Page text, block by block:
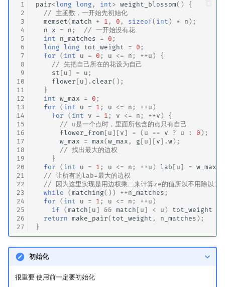
1
2
3
4
5
6
7
8
9
10
11
12
13
14
15
16
17
18
19
20
21
22
23
24
25
26
27
pair<long long , int> weight_blossom()
{
// 主函数，一开始先初始化
memset(match + 1 , 0 , sizeof( int ) * n );
n_x
= n ;
// 一开始没有花
int
n_matches = 0 ;
long
long tot_weight = 0 ;
for
( int u = 0 ; u <= n ; ++ u )
{
// 先把自己所在的花设为自己
st [ u ] = u ;
flower [ u ]. clear();
}
int
w_max = 0 ;
for
( int u = 1 ; u <= n ; ++ u )
for
( int v = 1 ; v <= n ; ++ v )
{
// u是一个点时，里面所包含的点只有自己
flower_from [ u ][ v ] = ( u == v ? u : 0 );
w_max
= max(w_max , g [ u ][ v ].w );
// 找出最大的边权
}
for
( int u = 1 ; u <= n ; ++ u ) lab [ u ] = w_max
// 让所有的lab=最大的边权
// 因为这里实现是用边权乘二来计算ze的值所以不用除以二
while
(matching()) ++ n_matches ;
for
( int u = 1 ; u <= n ; ++ u )
if
(match [ u ] && match [ u ] < u ) tot_weight
return
make_pair( tot_weight , n_matches );
}
初始化
很重要 使用前一定要初始化